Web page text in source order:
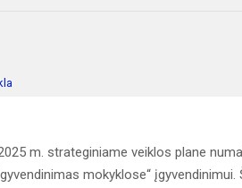
m. strateginiame veiklos plane
mokyklose“